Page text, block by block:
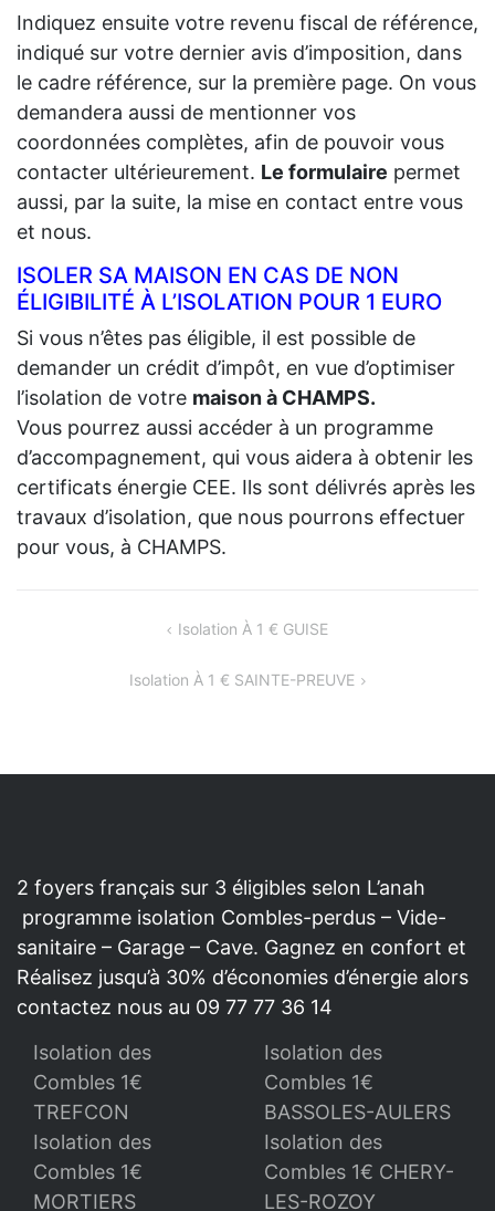
Indiquez ensuite votre revenu fiscal de référence,
indiqué sur votre dernier avis d’imposition, dans
le cadre référence, sur la première page. On vous
demandera aussi de mentionner vos
coordonnées complètes, afin de pouvoir vous
contacter ultérieurement. Le formulaire permet
aussi, par la suite, la mise en contact entre vous
et nous.
ISOLER SA MAISON EN CAS DE NON
ÉLIGIBILITÉ À L’ISOLATION POUR 1 EURO
Si vous n’êtes pas éligible, il est possible de
demander un crédit d’impôt, en vue d’optimiser
l’isolation de votre maison à CHAMPS.
Vous pourrez aussi accéder à un programme
d’accompagnement, qui vous aidera à obtenir les
certificats énergie CEE. Ils sont délivrés après les
travaux d’isolation, que nous pourrons effectuer
pour vous, à CHAMPS.
Isolation À 1 € GUISE
Isolation À 1 € SAINTE-PREUVE
2 foyers français sur 3 éligibles selon L’anah
programme isolation Combles-perdus – Vide-
sanitaire – Garage – Cave. Gagnez en confort et
Réalisez jusqu’à 30% d’économies d’énergie alors
contactez nous au 09 77 77 36 14
Isolation des
Combles 1€
TREFCON
Isolation des
Combles 1€
BASSOLES-AULERS
Isolation des
Combles 1€
MORTIERS
Isolation des
Combles 1€ CHERY-
LES-ROZOY